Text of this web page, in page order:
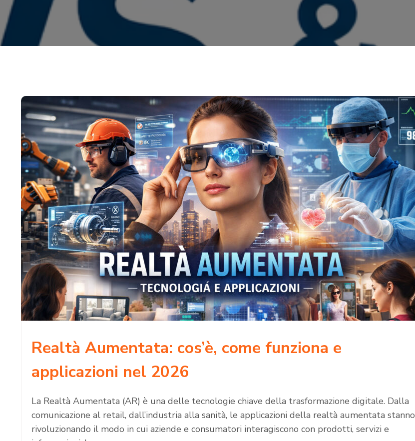
Realtà Aumentata: cos’è, come funziona e
applicazioni nel 2026
La Realtà Aumentata (AR) è una delle tecnologie chiave della trasformazione digitale. Dalla
comunicazione al retail, dall’industria alla sanità, le applicazioni della realtà aumentata stanno
rivoluzionando il modo in cui aziende e consumatori interagiscono con prodotti, servizi e